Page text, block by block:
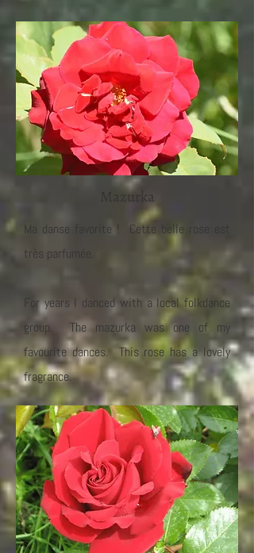
Mazurka
Ma danse favorite ! Cette belle rose est
très parfumée.
For years I danced with a local folkdance
group. The mazurka was one of my
favourite dances. This rose has a lovely
fragrance.